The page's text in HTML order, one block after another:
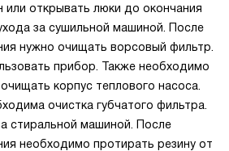
или открывать люки до окончания
за сушильной машиной. После
нужно очищать ворсовый фильтр.
прибор. Также необходимо
корпус теплового насоса.
очистка губчатого фильтра.
стиральной машиной. После
необходимо протирать резину от